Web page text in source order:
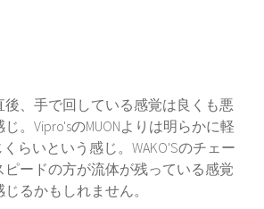
後、手で回している感覚は良くも悪
。Vipro'sのMUONよりは明らかに軽
くらいという感じ。WAKO'Sのチェー
ピードの方が流体が残っている感覚
るかもしれません。